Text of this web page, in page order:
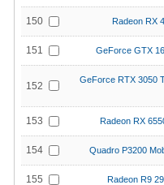
150 Radeon RX
151 GeForce GTX
152
GeForce RTX 3050
153 Radeon RX
154 Quadro P3200
155 Radeon R9